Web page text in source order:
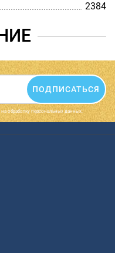
2384
ПОДПИСАТЬСЯ
обработку персональных данных.